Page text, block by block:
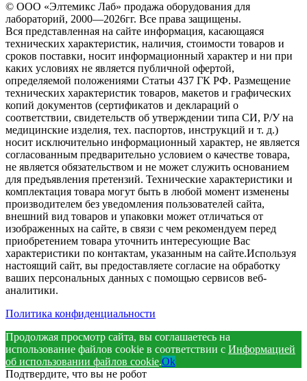
© ООО «Элтемикс Лаб» продажа оборудования для
лабораторий, 2000—2026гг. Все права защищены.
Вся представленная на сайте информация, касающаяся
технических характеристик, наличия, стоимости товаров и
сроков поставки, носит информационный характер и ни при
каких условиях не является публичной офертой,
определяемой положениями Статьи 437 ГК РФ. Размещение
технических характеристик товаров, макетов и графических
копий документов (сертификатов и деклараций о
соответствии, свидетельств об утверждении типа СИ, Р/У на
медицинские изделия, тех. паспортов, инструкций и т. д.)
носит исключительно информационный характер, не является
согласованным предварительно условием о качестве товара,
не является обязательством и не может служить основанием
для предъявления претензий. Технические характеристики и
комплектация товара могут быть в любой момент изменены
производителем без уведомления пользователей сайта,
внешний вид товаров и упаковки может отличаться от
изображенных на сайте, в связи с чем рекомендуем перед
приобретением товара уточнить интересующие Вас
характеристики по контактам, указанным на сайте.Используя
настоящий сайт, вы предоставляете согласие на обработку
ваших персональных данных с помощью сервисов веб-
аналитики.
Политика конфиденциальности
Продолжая просмотр сайта, вы соглашаетесь на
использование файлов cookie в соответствии с Информацией
об использовании файлов cookie.Ok
Подтвердите, что вы не робот